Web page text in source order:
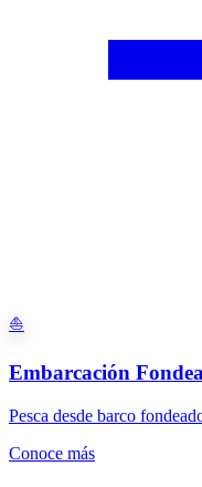
⛵
Embarcación
Pesca desde barco
Conoce más